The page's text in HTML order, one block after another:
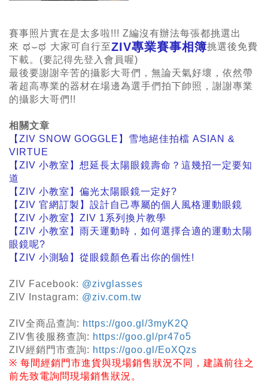
賽事照片實在是太多啦!!! Z編沒有辦法每張都挑選出
來 ಥ⌣ಥ 大家可自行至ZIV專業賽事相簿挑選後免費
下載。(要記得先登入會員喔)
最後要謝謝辛苦的攝影大哥們，無論天氣好壞，依然帶
著超高專業的器材在場邊為選手們拍下帥照，謝謝專業
的攝影大哥們!!
相關文章
【ZIV SNOW GOGGLE 】雪地絕佳拍檔 ASIAN &
VIRTUE
【ZIV 小教室 】 想延長太陽眼鏡壽命？這幾招一定要知
道
【ZIV 小教室】偏光太陽眼鏡一定好?
【ZIV 官網訂製】設計自己專屬的個人風格運動眼鏡
【ZIV 小教室】ZIV 1系列換片教學
【ZIV 小教室】雨天運動時，如何選擇合適的運動太陽
眼鏡呢?
【ZIV 小測驗】從眼鏡顏色看出你的個性!
ZIV Facebook: @zivglasses
ZIV Instagram: @ziv.com.tw
ZIV全商品查詢: https://goo.gl/3myK2Q
ZIV售後服務查詢: https://goo.gl/pr47o5
ZIV經銷門市查詢: https://goo.gl/EoXQzs
※ 每間經銷門市進貨與現場銷售狀況不同，建議前往之
前先致電詢問現場銷售狀況。